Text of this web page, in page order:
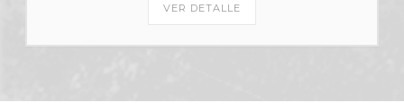
VER DETALLE